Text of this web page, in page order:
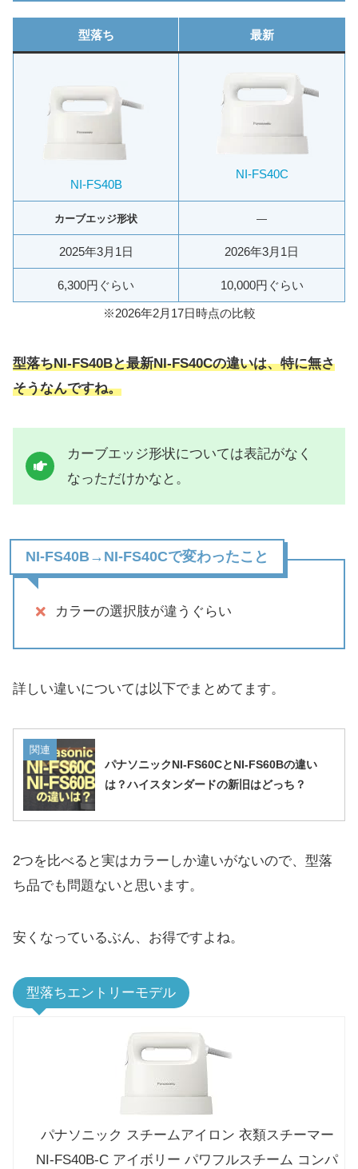
型落ち 最新
NI-FS40B
NI-FS40C
カーブエッジ形状 —
2025年3月1日 2026年3月1日
6,300円ぐらい 10,000円ぐらい
※2026年2月17日時点の比較
型落ちNI-FS40Bと最新NI-FS40Cの違いは、特に無さ
そうなんですね。
カーブエッジ形状については表記がなく
なっただけかなと。
NI-FS40B→NI-FS40Cで変わったこと
カラーの選択肢が違うぐらい
詳しい違いについては以下でまとめてます。
関連
パナソニックNI-FS60CとNI-FS60Bの違い
は？ハイスタンダードの新旧はどっち？
2つを比べると実はカラーしか違いがないので、型落
ち品でも問題ないと思います。
安くなっているぶん、お得ですよね。
型落ちエントリーモデル
パナソニック スチームアイロン 衣類スチーマー
NI-FS40B-C アイボリー パワフルスチーム コンパ